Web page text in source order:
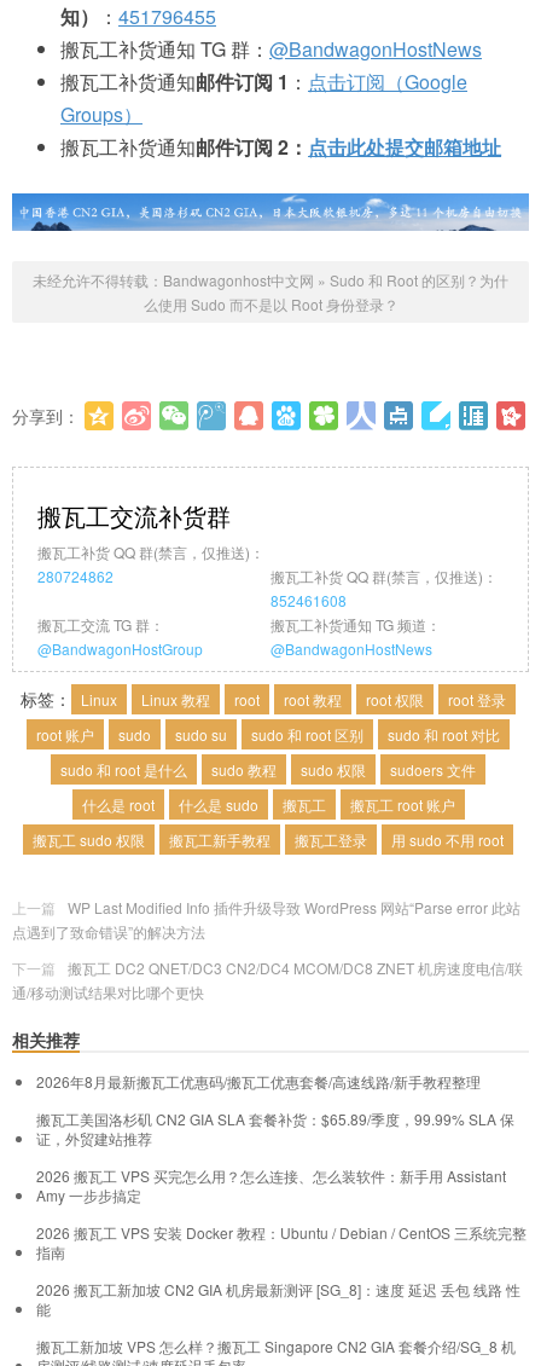
知）
： 451796455
搬瓦工补货通知 TG 群： @BandwagonHostNews
搬瓦工补货通知邮件订阅 1 ： 点击订阅（Google
Groups）
搬瓦工补货通知邮件订阅 2： 点击此处提交邮箱地址
未经允许不得转载： Bandwagonhost中文网 » Sudo 和 Root 的区别？为什
么使用 Sudo 而不是以 Root 身份登录？
分享到：
搬瓦工交流补货群
搬瓦工补货 QQ 群(禁言，仅推送)：
280724862
搬瓦工补货 QQ 群(禁言，仅推送)：
852461608
搬瓦工交流 TG 群：
@BandwagonHostGroup
搬瓦工补货通知 TG 频道：
@BandwagonHostNews
标签： Linux Linux 教程 root root 教程 root 权限
root 登录
root 账户
sudo sudo su sudo 和 root 区别
sudo 和 root 对比
sudo 和 root 是什么
sudo 教程 sudo 权限
sudoers 文件
什么是 root
什么是 sudo 搬瓦工
搬瓦工 root 账户
搬瓦工 sudo 权限
搬瓦工新手教程 搬瓦工登录 用 sudo 不用 root
上一篇
WP Last Modified Info 插件升级导致 WordPress 网站“Parse error 此站
点遇到了致命错误”的解决方法
下一篇
搬瓦工 DC2 QNET/DC3 CN2/DC4 MCOM/DC8 ZNET 机房速度电信/联
通/移动测试结果对比哪个更快
相关推荐
2026年8月最新搬瓦工优惠码/搬瓦工优惠套餐/高速线路/新手教程整理
搬瓦工美国洛杉矶 CN2 GIA SLA 套餐补货：$65.89/季度，99.99% SLA 保
证，外贸建站推荐
2026 搬瓦工 VPS 买完怎么用？怎么连接、怎么装软件：新手用 Assistant
Amy 一步步搞定
2026 搬瓦工 VPS 安装 Docker 教程：Ubuntu / Debian / CentOS 三系统完整
指南
2026 搬瓦工新加坡 CN2 GIA 机房最新测评 [SG_8]：速度 延迟 丢包 线路 性
能
搬瓦工新加坡 VPS 怎么样？搬瓦工 Singapore CN2 GIA 套餐介绍/SG_8 机